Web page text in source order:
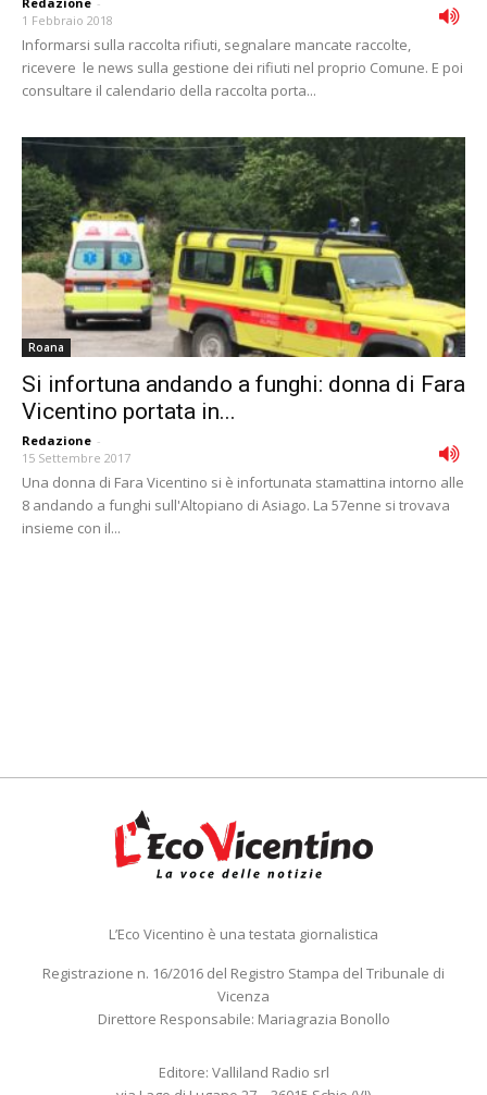
1 Febbraio 2018
Informarsi sulla raccolta rifiuti, segnalare mancate raccolte,
ricevere le news sulla gestione dei rifiuti nel proprio Comune. E poi
consultare il calendario della raccolta porta...
Roana
Si infortuna andando a funghi: donna di Fara
Vicentino portata in...
Redazione -
15 Settembre 2017
Una donna di Fara Vicentino si è infortunata stamattina intorno alle
8 andando a funghi sull'Altopiano di Asiago. La 57enne si trovava
insieme con il...
L’Eco Vicentino è una testata giornalistica
Registrazione n. 16/2016 del Registro Stampa del Tribunale di
Vicenza
Direttore Responsabile: Mariagrazia Bonollo
Editore: Valliland Radio srl